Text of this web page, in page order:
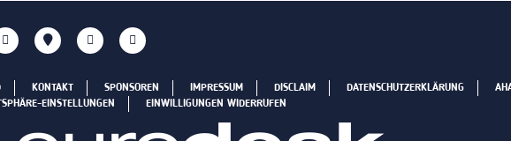
KONTAKT SPONSOREN IMPRESSUM DISCLAIM DATENSCHUTZERKLÄRUNG
EINSTELLUNGEN
EINWILLIGUNGEN WIDERRUFEN